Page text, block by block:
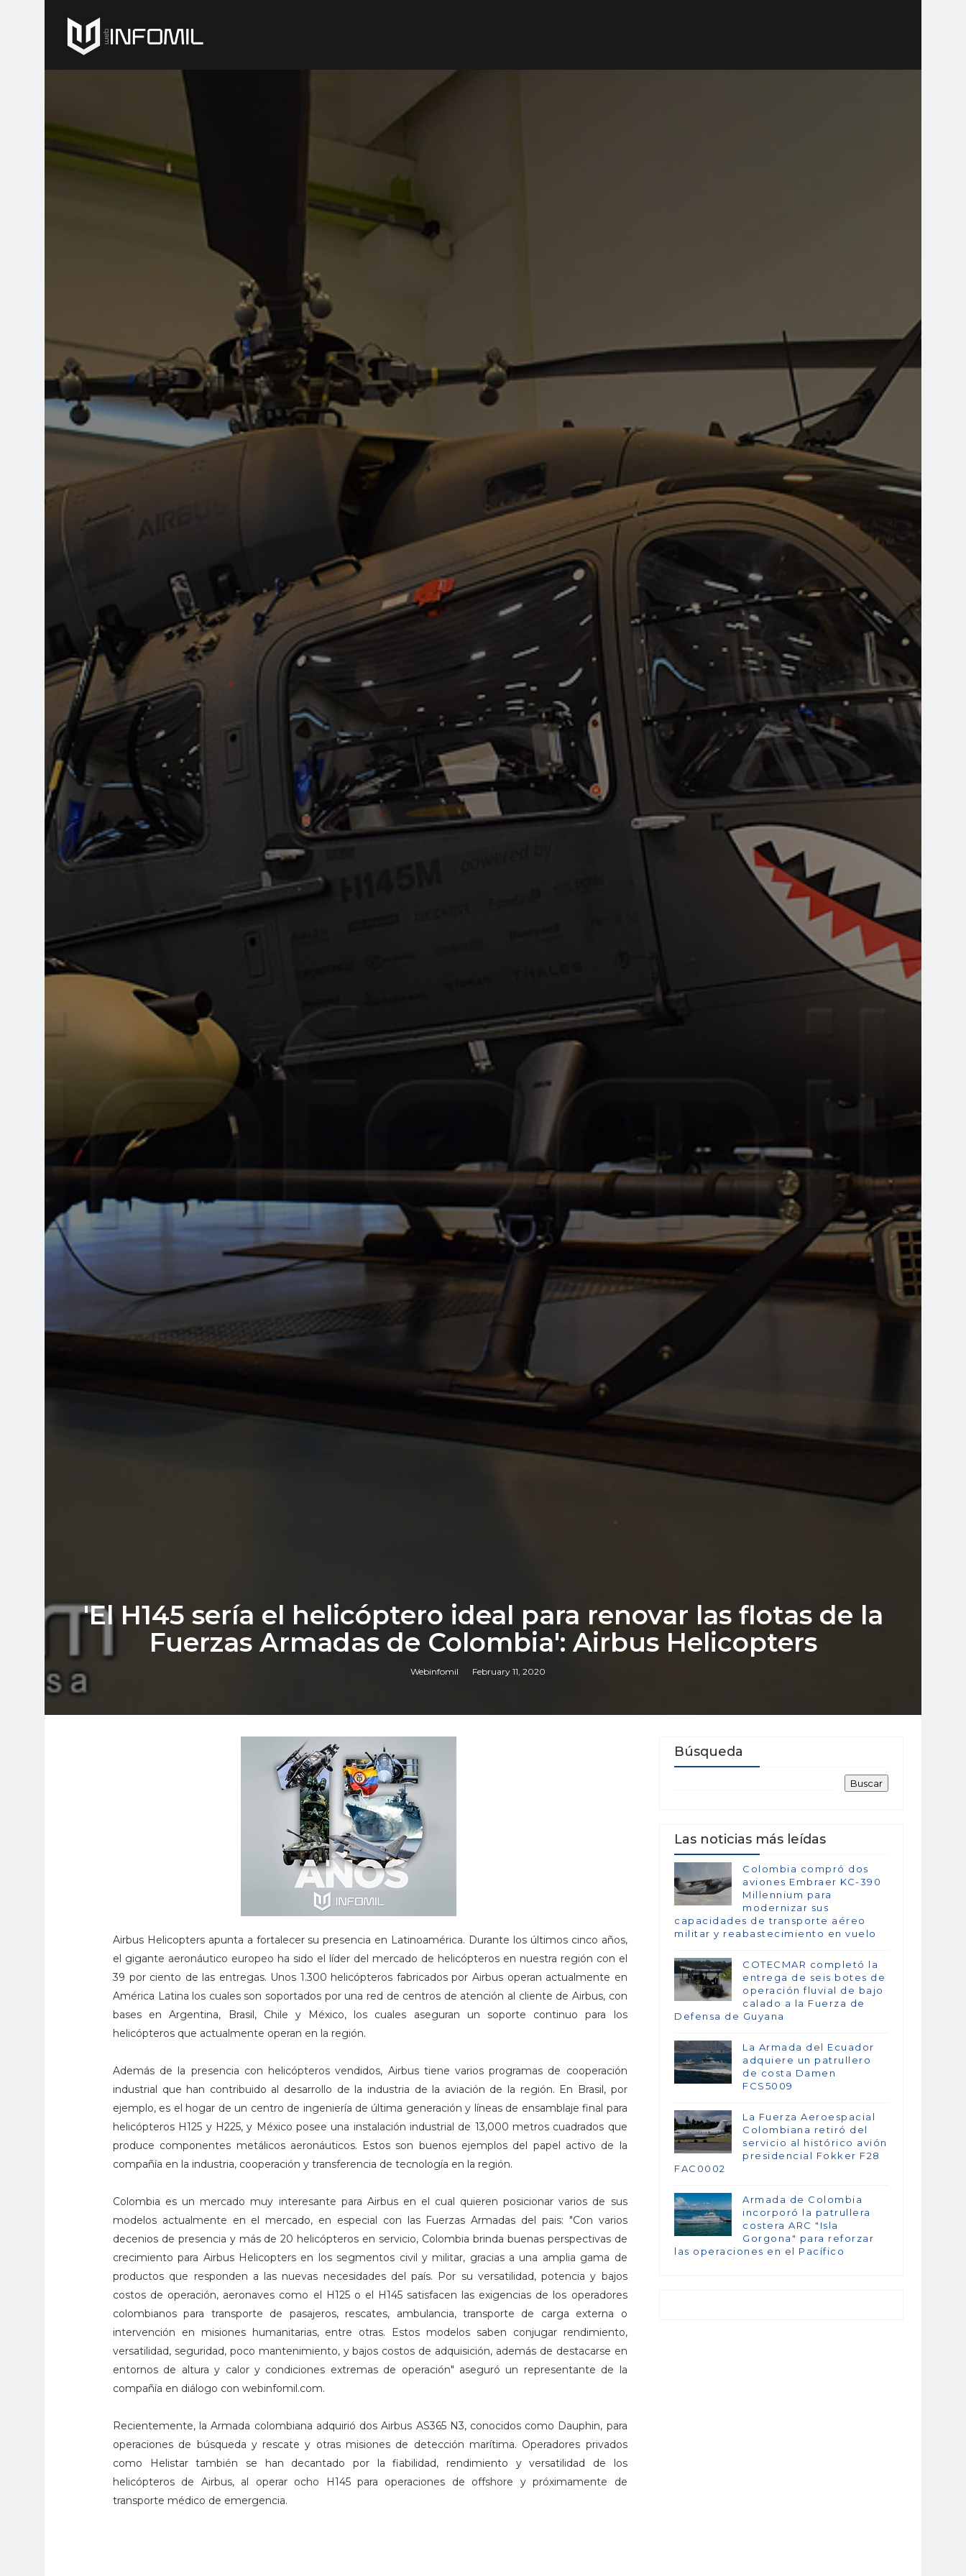
'El H145 sería el helicóptero ideal para renovar las flotas de la
Fuerzas Armadas de Colombia': Airbus Helicopters
Webinfomil February 11, 2020
Airbus Helicopters apunta a fortalecer su presencia en Latinoamérica. Durante los últimos cinco años,
el gigante aeronáutico europeo ha sido el líder del mercado de helicópteros en nuestra región con el
39 por ciento de las entregas. Unos 1.300 helicópteros fabricados por Airbus operan actualmente en
América Latina los cuales son soportados por una red de centros de atención al cliente de Airbus, con
bases en Argentina, Brasil, Chile y México, los cuales aseguran un soporte continuo para los
helicópteros que actualmente operan en la región.
Además de la presencia con helicópteros vendidos, Airbus tiene varios programas de cooperación
industrial que han contribuido al desarrollo de la industria de la aviación de la región. En Brasil, por
ejemplo, es el hogar de un centro de ingeniería de última generación y líneas de ensamblaje final para
helicópteros H125 y H225, y México posee una instalación industrial de 13,000 metros cuadrados que
produce componentes metálicos aeronáuticos. Estos son buenos ejemplos del papel activo de la
compañía en la industria, cooperación y transferencia de tecnología en la región.
Colombia es un mercado muy interesante para Airbus en el cual quieren posicionar varios de sus
modelos actualmente en el mercado, en especial con las Fuerzas Armadas del pais: "Con varios
decenios de presencia y más de 20 helicópteros en servicio, Colombia brinda buenas perspectivas de
crecimiento para Airbus Helicopters en los segmentos civil y militar, gracias a una amplia gama de
productos que responden a las nuevas necesidades del país. Por su versatilidad, potencia y bajos
costos de operación, aeronaves como el H125 o el H145 satisfacen las exigencias de los operadores
colombianos para transporte de pasajeros, rescates, ambulancia, transporte de carga externa o
intervención en misiones humanitarias, entre otras. Estos modelos saben conjugar rendimiento,
versatilidad, seguridad, poco mantenimiento, y bajos costos de adquisición, además de destacarse en
entornos de altura y calor y condiciones extremas de operación" aseguró un representante de la
compañía en diálogo con webinfomil.com.
Recientemente, la Armada colombiana adquirió dos Airbus AS365 N3, conocidos como Dauphin, para
operaciones de búsqueda y rescate y otras misiones de detección marítima. Operadores privados
como Helistar también se han decantado por la fiabilidad, rendimiento y versatilidad de los
helicópteros de Airbus, al operar ocho H145 para operaciones de offshore y próximamente de
transporte médico de emergencia.
Búsqueda
Las noticias más leídas
Colombia compró dos
aviones Embraer KC-390
Millennium para
modernizar sus
capacidades de transporte aéreo
militar y reabastecimiento en vuelo
COTECMAR completó la
entrega de seis botes de
operación fluvial de bajo
calado a la Fuerza de
Defensa de Guyana
La Armada del Ecuador
adquiere un patrullero
de costa Damen
FCS5009
La Fuerza Aeroespacial
Colombiana retiró del
servicio al histórico avión
presidencial Fokker F28
FAC0002
Armada de Colombia
incorporó la patrullera
costera ARC "Isla
Gorgona" para reforzar
las operaciones en el Pacífico